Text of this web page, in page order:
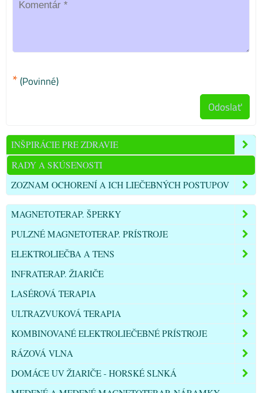
*(Povinné)
Odoslať
INŠPIRÁCIE PRE ZDRAVIE
RADY A SKÚSENOSTI
ZOZNAM OCHORENÍ A ICH LIEČEBNÝCH POSTUPOV
MAGNETOTERAP. ŠPERKY
PULZNÉ MAGNETOTERAP. PRÍSTROJE
ELEKTROLIEČBA A TENS
INFRATERAP. ŽIARIČE
LASÉROVÁ TERAPIA
ULTRAZVUKOVÁ TERAPIA
KOMBINOVANÉ ELEKTROLIEČEBNÉ PRÍSTROJE
RÁZOVÁ VLNA
DOMÁCE UV ŽIARIČE - HORSKÉ SLNKÁ